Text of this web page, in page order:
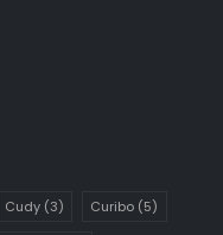
Cudy(3) Curibo (5)